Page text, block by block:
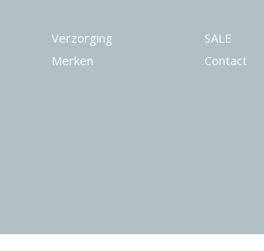
Verzorging
Merken
SALE
Contact